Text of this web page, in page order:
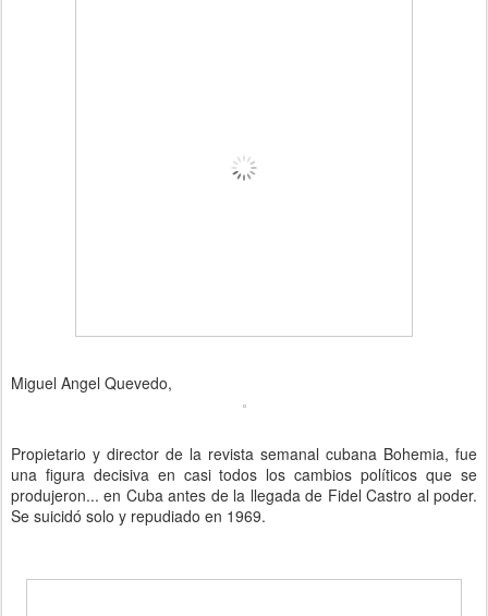
Miguel Angel Quevedo,
Propietario y director de la revista semanal cubana Bohemia, fue
una figura decisiva en casi todos los cambios políticos que se
produjeron... en Cuba antes de la llegada de Fidel Castro al poder.
Se suicidó solo y repudiado en 1969.